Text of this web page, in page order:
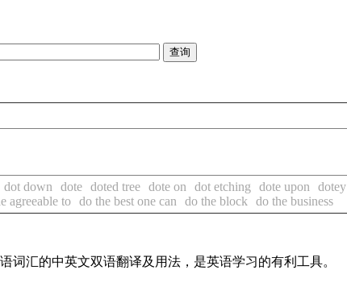
dot down dote doted tree dote on dot etching dote upon dotey
agreeable to do the best one can do the block do the business
词汇的中英文双语翻译及用法，是英语学习的有利工具。